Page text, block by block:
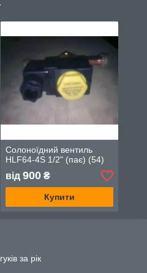
Солоноїдний вентиль
HLF64-4S 1/2" (пає) (54)
від 900₴
Купити
за рік